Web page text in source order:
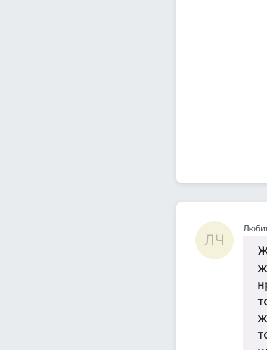
ЛЧ